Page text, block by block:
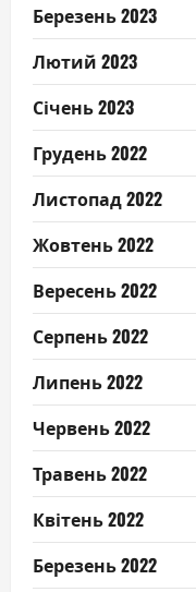
Березень 2023
Лютий 2023
Січень 2023
Грудень 2022
Листопад 2022
Жовтень 2022
Вересень 2022
Серпень 2022
Липень 2022
Червень 2022
Травень 2022
Квітень 2022
Березень 2022